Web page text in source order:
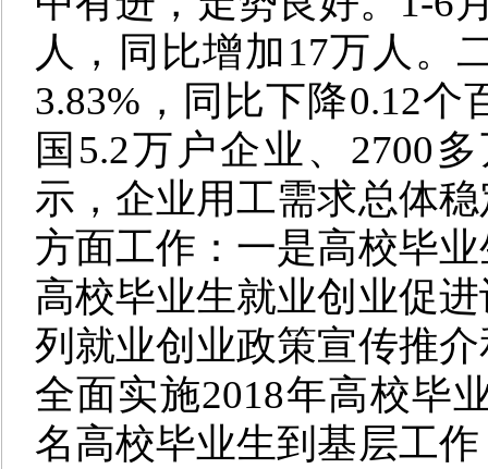
人，同比增加17万人。
3.83%，同比下降0.12
国5.2万户企业、2700
示，企业用工需求总体
方面工作： 一是高校毕
高校毕业生就业创业促
列就业创业政策宣传推
全面实施2018年高校毕
名高校毕业生到基层工